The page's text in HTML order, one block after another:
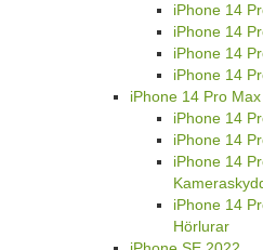
iPhone 14
iPhone 14
iPhone 14
iPhone 14
iPhone 14 Pro Max
iPhone 14
iPhone 14
iPhone 14
iPhone 14
Hörlurar